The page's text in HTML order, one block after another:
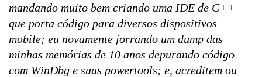
mandando muito bem criando uma IDE de C++
que porta código para diversos dispositivos
mobile; eu novamente jorrando um dump das
minhas memórias de 10 anos depurando código
com WinDbg e suas powertools; e, acreditem ou